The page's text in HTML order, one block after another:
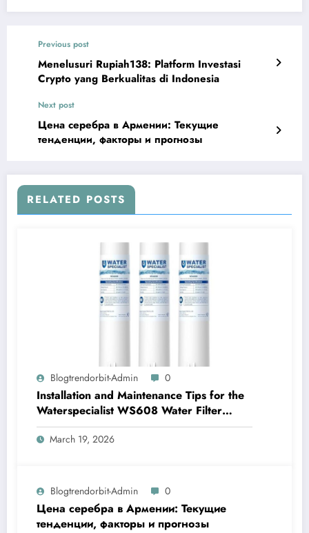
Previous post
Menelusuri Rupiah138: Platform Investasi
Crypto yang Berkualitas di Indonesia
Next post
Цена серебра в Армении: Текущие
тенденции, факторы и прогнозы
RELATED POSTS
Blogtrendorbit-Admin 0
Installation and Maintenance Tips for the
Waterspecialist WS608 Water Filter
Explained
March 19, 2026
Blogtrendorbit-Admin 0
Цена серебра в Армении: Текущие
тенденции, факторы и прогнозы